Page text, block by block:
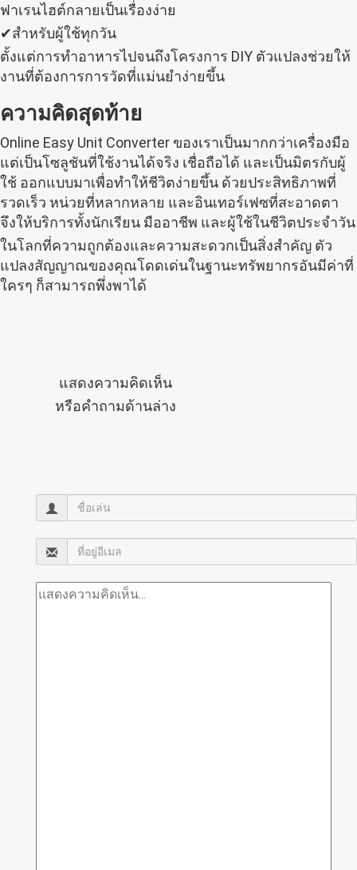
ฟาเรนไฮต์กลายเป็นเรื่องง่าย
✔สำหรับผู้ใช้ทุกวัน
ตั้งแต่การทำอาหารไปจนถึงโครงการ DIY ตัวแปลงช่วยให้
งานที่ต้องการการวัดที่แม่นยำง่ายขึ้น
ความคิดสุดท้าย
Online Easy Unit Converter ของเราเป็นมากกว่าเครื่องมือ
แต่เป็นโซลูชันที่ใช้งานได้จริง เชื่อถือได้ และเป็นมิตรกับผู้
ใช้ ออกแบบมาเพื่อทำให้ชีวิตง่ายขึ้น ด้วยประสิทธิภาพที่
รวดเร็ว หน่วยที่หลากหลาย และอินเทอร์เฟซที่สะอาดตา
จึงให้บริการทั้งนักเรียน มืออาชีพ และผู้ใช้ในชีวิตประจำวัน
ในโลกที่ความถูกต้องและความสะดวกเป็นสิ่งสำคัญ ตัว
แปลงสัญญาณของคุณโดดเด่นในฐานะทรัพยากรอันมีค่าที่
ใครๆ ก็สามารถพึ่งพาได้
แสดงความคิดเห็น
หรือคำถามด้านล่าง